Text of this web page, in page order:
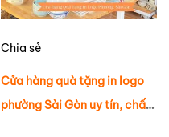
Chia sẻ
Cửa hàng quà tặng in logo
phường Sài Gòn uy tín, chất